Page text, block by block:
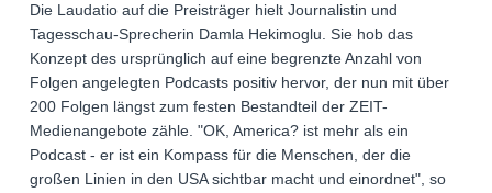
Die Laudatio auf die Preisträger hielt Journalistin und
Tagesschau-Sprecherin Damla Hekimoglu. Sie hob das
Konzept des ursprünglich auf eine begrenzte Anzahl von
Folgen angelegten Podcasts positiv hervor, der nun mit über
200 Folgen längst zum festen Bestandteil der ZEIT-
Medienangebote zähle. "OK, America? ist mehr als ein
Podcast - er ist ein Kompass für die Menschen, der die
großen Linien in den USA sichtbar macht und einordnet", so